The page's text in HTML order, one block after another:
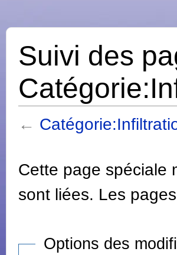
Suivi des
←
Cette page spéciale
sont liées. Les
Options des